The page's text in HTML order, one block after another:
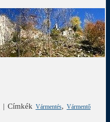
| Címkék Vármentés, Vármentő